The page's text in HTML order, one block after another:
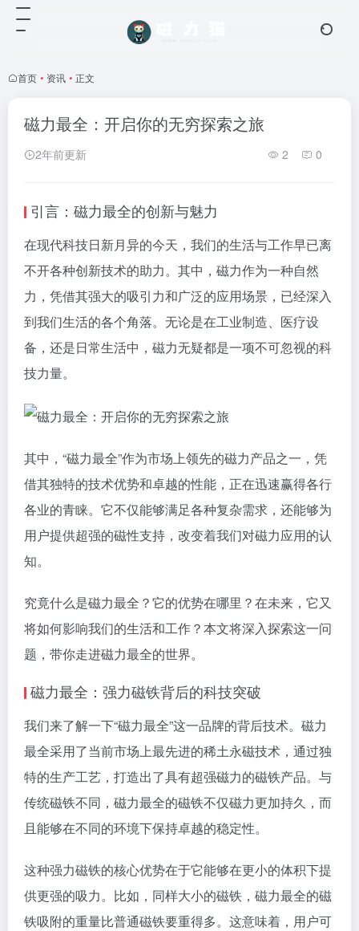
首页 • 资讯 • 正文
磁力最全：开启你的无穷探索之旅
2年前更新 2 0
引言：磁力最全的创新与魅力
在现代科技日新月异的今天，我们的生活与工作早已离
不开各种创新技术的助力。其中，磁力作为一种自然
力，凭借其强大的吸引力和广泛的应用场景，已经深入
到我们生活的各个角落。无论是在工业制造、医疗设
备，还是日常生活中，磁力无疑都是一项不可忽视的科
技力量。
其中，“磁力最全”作为市场上领先的磁力产品之一，凭
借其独特的技术优势和卓越的性能，正在迅速赢得各行
各业的青睐。它不仅能够满足各种复杂需求，还能够为
用户提供超强的磁性支持，改变着我们对磁力应用的认
知。
究竟什么是磁力最全？它的优势在哪里？在未来，它又
将如何影响我们的生活和工作？本文将深入探索这一问
题，带你走进磁力最全的世界。
磁力最全：强力磁铁背后的科技突破
我们来了解一下“磁力最全”这一品牌的背后技术。磁力
最全采用了当前市场上最先进的稀土永磁技术，通过独
特的生产工艺，打造出了具有超强磁力的磁铁产品。与
传统磁铁不同，磁力最全的磁铁不仅磁力更加持久，而
且能够在不同的环境下保持卓越的稳定性。
这种强力磁铁的核心优势在于它能够在更小的体积下提
供更强的吸力。比如，同样大小的磁铁，磁力最全的磁
铁吸附的重量比普通磁铁要重得多。这意味着，用户可